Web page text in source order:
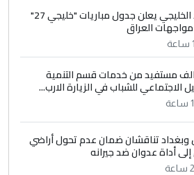
الاتحاد الخليجي يعلن جدول مباريات "خليجي 27"
العراق
الف مستفيد من خدمات قسم التنمية
الاجتماعي للشباب في الزيارة الارب...
وبغداد تناقشان ضمان عدم تحول أراضي
إلى أداة عدوان ضد جيرانه